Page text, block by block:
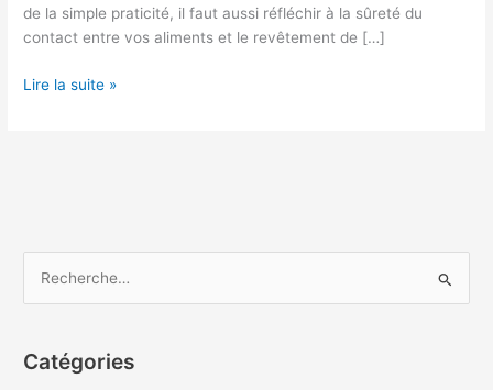
de la simple praticité, il faut aussi réfléchir à la sûreté du
contact entre vos aliments et le revêtement de […]
Poêle
revêtement
offre
la
?
Lire la suite »
h
Catégories